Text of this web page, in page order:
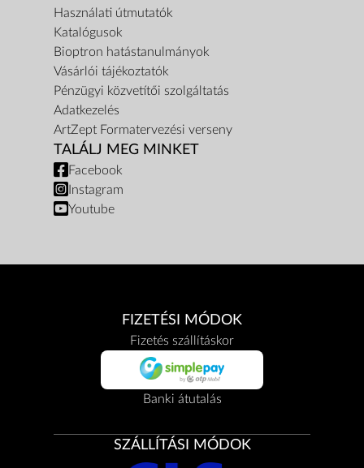
Használati útmutatók
Katalógusok
Bioptron hatástanulmányok
Vásárlói tájékoztatók
Pénzügyi közvetítői szolgáltatás
Adatkezelés
ArtZept Formatervezési verseny
TALÁLJ MEG MINKET
Facebook
Instagram
Youtube
FIZETÉSI MÓDOK
Fizetés szállításkor
Banki átutalás
SZÁLLÍTÁSI MÓDOK